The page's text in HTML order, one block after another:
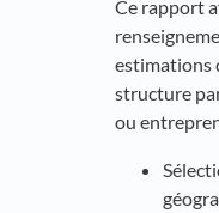
Ce rapport
estimations
structure
ou